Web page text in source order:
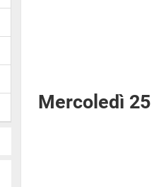
Mercoledì